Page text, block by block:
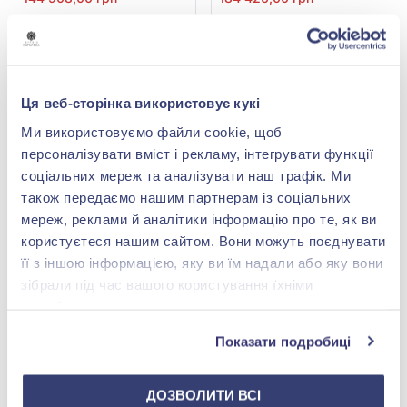
Ця веб-сторінка використовує кукі
Ми використовуємо файли cookie, щоб
персоналізувати вміст і рекламу, інтегрувати функції
соціальних мереж та аналізувати наш трафік. Ми
також передаємо нашим партнерам із соціальних
мереж, реклами й аналітики інформацію про те, як ви
користуєтеся нашим сайтом. Вони можуть поєднувати
її з іншою інформацією, яку ви їм надали або яку вони
зібрали під час вашого користування їхніми
Показати подробиці
ДОЗВОЛИТИ ВСІ
бриллиантом 0,1ct, арт.
(арт. 705-015*)
синим сапфиром 0,68ct
и бриллиантом 0,03ct,
100 963,00 грн